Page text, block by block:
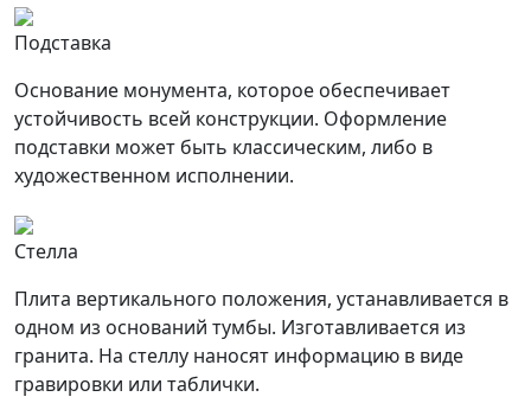
Подставка
Основание монумента, которое обеспечивает
устойчивость всей конструкции. Оформление
подставки может быть классическим, либо в
художественном исполнении.
Стелла
Плита вертикального положения, устанавливается в
одном из оснований тумбы. Изготавливается из
гранита. На стеллу наносят информацию в виде
гравировки или таблички.